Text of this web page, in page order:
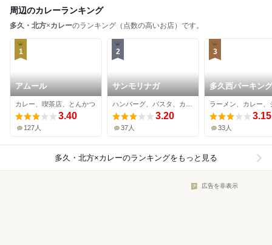
周辺のカレーランキング
多久・北方×カレーのランキング（点数の高いお店）です。
1
アムール
カレー、喫茶店、とんかつ
3.40
127人
2
サンモリナガ
3.20
37人
3
多久西パーキン
ア 上り
3.15
33人
多久・北方×カレーのランキングをもっと見る
広告を非表示